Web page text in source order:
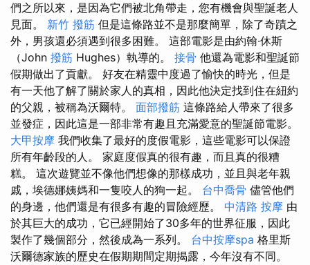
們之所以來，是因為它們被北角帶走，您有機會與聖誕老人
見面。 新竹 撥筋 但是這條路並不是那麼簡單，除了奇蹟之
外，男孩還必須遇到很多困難。 這部電影是由約翰·休斯
（John 撥筋 Hughes）執導的。 接骨 他還為電影和聖誕節
假期做出了貢獻。 好友在精靈中度過了愉快的時光，但是
有一天他了解了關於家人的真相，因此他決定找到住在紐約
的父親，被稱為沃爾特。 面部撥筋 這條路給人帶來了很多
並發症，因此這是一部非常有趣且充滿愛意的聖誕節電影。
大甲按摩 我們收集了最好的度假電影，這些電影可以保證
所有年齡段的人。 家庭度假真的很有趣，而且真的很糟
糕。 這次遊覽並不像他們想像的那樣成功，並且與老年親
戚，埃德娜姨媽和一隻咬人的狗一起。 台中喬骨 儘管他們
的身邊，他們還是有很多有趣的冒險經歷。 中清路 按摩 由
於其巨大的成功，它已經開始了30多年的世界征服，因此
製作了幾個部分，然後成為一系列。 台中按摩spa 格里斯
沃爾德家族的歷史在假期期間定期揭露，今年沒有不同。